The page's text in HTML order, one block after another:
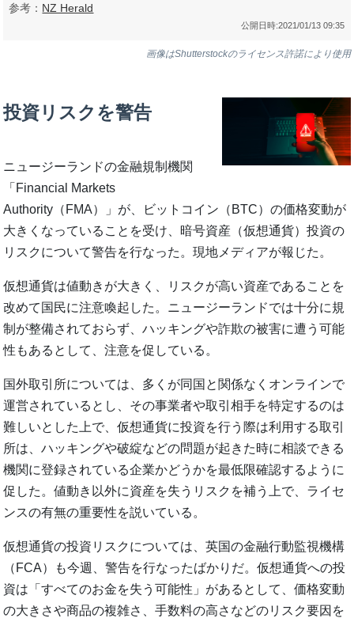
参考： NZ Herald
公開日時:2021/01/13 09:35
画像はShutterstockのライセンス許諾により使用
投資リスクを警告
ニュージーランドの金融規制機関
「Financial Markets
Authority（FMA）」が、ビットコイン（BTC）の価格変動が
大きくなっていることを受け、暗号資産（仮想通貨）投資の
リスクについて警告を行なった。現地メディアが報じた。
仮想通貨は値動きが大きく、リスクが高い資産であることを
改めて国民に注意喚起した。ニュージーランドでは十分に規
制が整備されておらず、ハッキングや詐欺の被害に遭う可能
性もあるとして、注意を促している。
国外取引所については、多くが同国と関係なくオンラインで
運営されているとし、その事業者や取引相手を特定するのは
難しいとした上で、仮想通貨に投資を行う際は利用する取引
所は、ハッキングや破綻などの問題が起きた時に相談できる
機関に登録されている企業かどうかを最低限確認するように
促した。値動き以外に資産を失うリスクを補う上で、ライセ
ンスの有無の重要性を説いている。
仮想通貨の投資リスクについては、英国の金融行動監視機構
（FCA）も今週、警告を行なったばかりだ。仮想通貨への投
資は「すべてのお金を失う可能性」があるとして、価格変動
の大きさや商品の複雑さ、手数料の高さなどのリスク要因を